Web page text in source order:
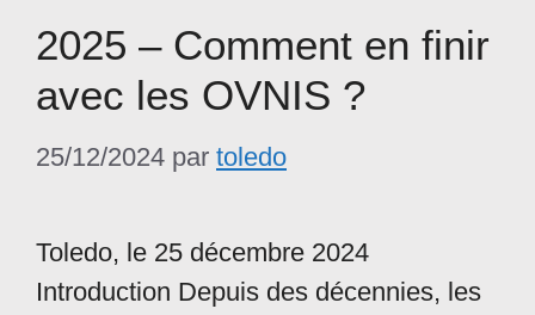
2025 – Comment en finir
avec les OVNIS ?
25/12/2024 par toledo
Toledo, le 25 décembre 2024
Introduction Depuis des décennies, les